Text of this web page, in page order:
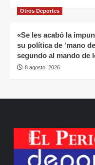
Otros Deportes
«Se les acabó la
su política de ‘mano
segundo al mando de
8 agosto, 2026